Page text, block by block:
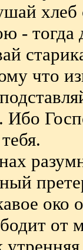
хлеб
- тогда
что
Ибо
око
от